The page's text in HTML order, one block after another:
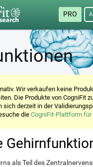
PRO
Wir verkaufen keine
Die Produkte von CogniFit
sich derzeit in der
dieCogniFit-Plattform für
als Teil des